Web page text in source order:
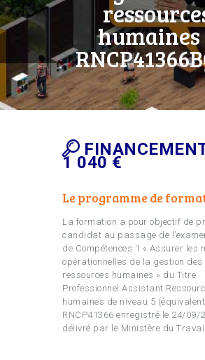
humaines
1 040 €
Le programme de
La formation a pour objectif de
candidat au passage de
de Compétences 1 « Assurer les
opérationnelles de la gestion des
ressources humaines » du Titre
Professionnel Assistant
humaines de niveau 5
RNCP41366 enregistré le 24/09/
délivré par le Ministère du